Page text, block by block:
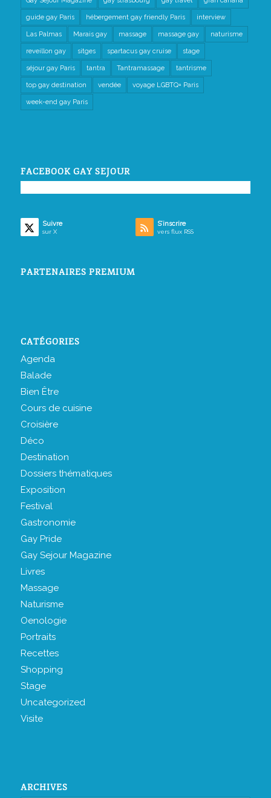
guide gay Paris hébergement gay friendly Paris interview
Las Palmas Marais gay massage massage gay naturisme
reveillon gay sitges spartacus gay cruise stage
séjour gay Paris tantra Tantramassage tantrisme
top gay destination vendée voyage LGBTQ+ Paris
week-end gay Paris
FACEBOOK GAY SEJOUR
Suivre
sur X
S’inscrire
vers flux RSS
PARTENAIRES PREMIUM
CATÉGORIES
Agenda
Balade
Bien Être
Cours de cuisine
Croisière
Déco
Destination
Dossiers thématiques
Exposition
Festival
Gastronomie
Gay Pride
Gay Sejour Magazine
Livres
Massage
Naturisme
Oenologie
Portraits
Recettes
Shopping
Stage
Uncategorized
Visite
ARCHIVES